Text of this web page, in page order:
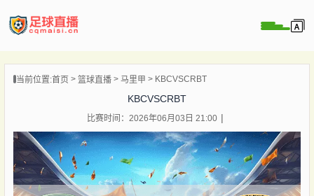
播
闻
当前位置:首页 篮球直播 马里甲 KBCVSCRBT
KBCVSCRBT
比赛时间：2026年06月03日 21:00